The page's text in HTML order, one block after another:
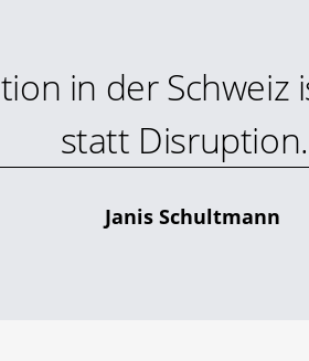
in der
statt
Janis Schultmann